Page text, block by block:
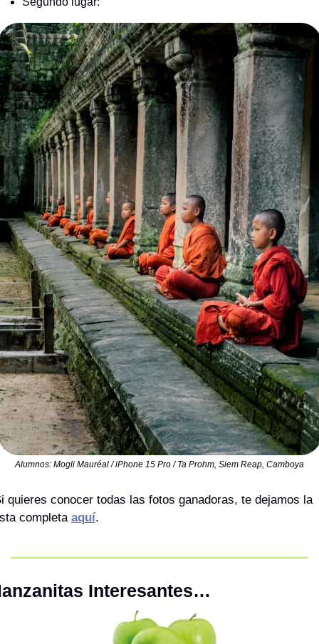
Alumnos: Mogli Mauréal / iPhone 15 Pro / Ta Prohm, Siem Reap, Camboya
quieres conocer todas las fotos ganadoras, te dejamos la
completa aquí.
Interesantes…